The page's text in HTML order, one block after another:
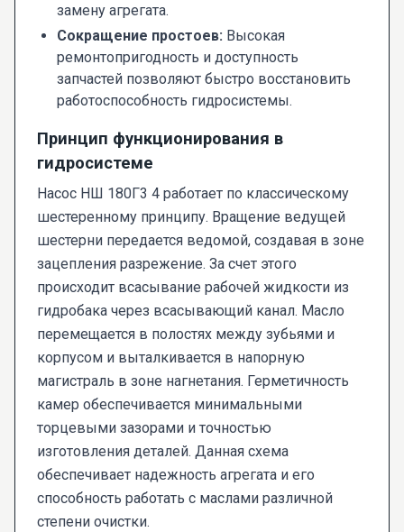
замену агрегата.
Сокращение простоев: Высокая
ремонтопригодность и доступность
запчастей позволяют быстро восстановить
работоспособность гидросистемы.
Принцип функционирования в
гидросистеме
Насос НШ 180Г3 4 работает по классическому
шестеренному принципу. Вращение ведущей
шестерни передается ведомой, создавая в зоне
зацепления разрежение. За счет этого
происходит всасывание рабочей жидкости из
гидробака через всасывающий канал. Масло
перемещается в полостях между зубьями и
корпусом и выталкивается в напорную
магистраль в зоне нагнетания. Герметичность
камер обеспечивается минимальными
торцевыми зазорами и точностью
изготовления деталей. Данная схема
обеспечивает надежность агрегата и его
способность работать с маслами различной
степени очистки.